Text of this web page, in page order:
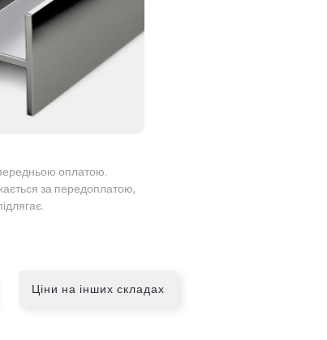
оплатою.
за передоплатою,
Ціни на інших складах